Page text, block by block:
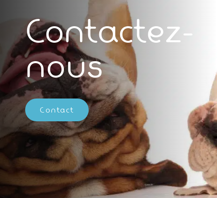
Contactez-
nous
Contact